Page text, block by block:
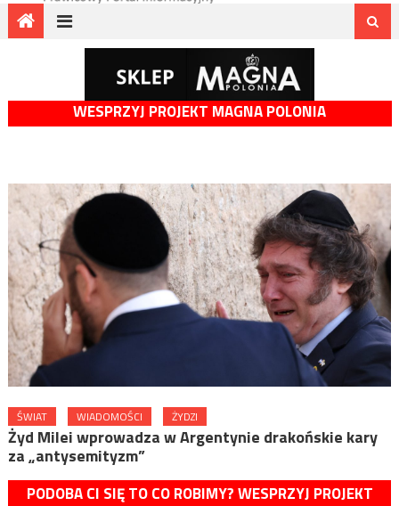
WESPRZYJ PROJEKT MAGNA POLONIA
ŚWIAT WIADOMOŚCI ŻYDZI
Żyd Milei wprowadza w Argentynie drakońskie kary
za „antysemityzm”
PODOBA CI SIĘ TO CO ROBIMY? WESPRZYJ PROJEKT